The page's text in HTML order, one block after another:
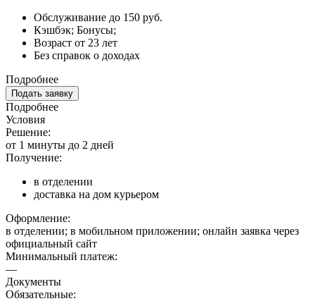
Обслуживание до 150 руб.
Кэшбэк; Бонусы;
Возраст от 23 лет
Без справок о доходах
Подробнее
Подать заявку
Подробнее
Условия
Решение:
от 1 минуты до 2 дней
Получение:
в отделении
доставка на дом курьером
Оформление:
в отделении; в мобильном приложении; онлайн заявка через
официальный сайт
Минимальный платеж:
—
Документы
Обязательные: